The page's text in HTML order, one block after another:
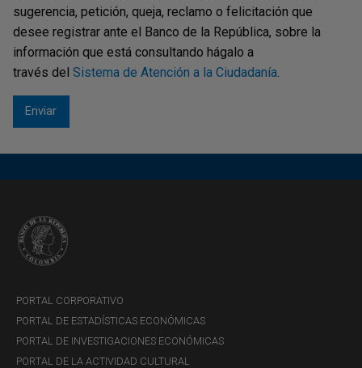
la política monetaria del
Banco de la República?
crecimiento económico
sostenido?
sugerencia, petición, queja, reclamo o felicitación que
desee registrar ante el Banco de la República, sobre la
información que está consultando hágalo a
través del Sistema de Atención a la Ciudadanía.
PORTAL CORPORATIVO
PORTAL DE ESTADÍSTICAS ECONÓMICAS
PORTAL DE INVESTIGACIONES ECONÓMICAS
PORTAL DE LA ACTIVIDAD CULTURAL